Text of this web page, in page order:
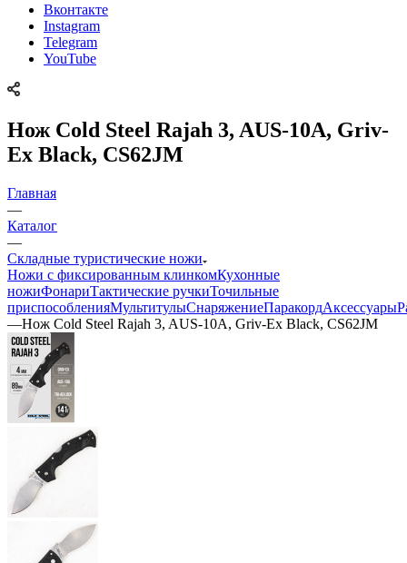
Вконтакте
Instagram
Telegram
YouTube
Нож Cold Steel Rajah 3, AUS-10A, Griv-
Ex Black, CS62JM
Главная
—
Каталог
—
Складные туристические ножи
Ножи с фиксированным клинкомКухонные
ножиФонариТактические ручкиТочильные
приспособленияМультитулыСнаряжениеПаракордАксессуары
—Нож Cold Steel Rajah 3, AUS-10A, Griv-Ex Black, CS62JM